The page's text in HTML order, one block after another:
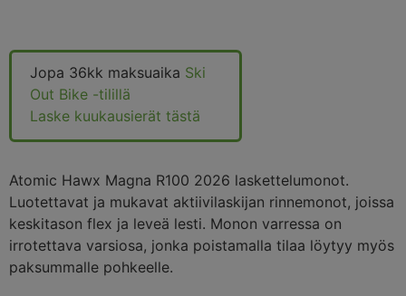
Jopa 36kk maksuaika Ski
Out Bike -tilillä
Laske kuukausierät tästä
Atomic Hawx Magna R100 2026 laskettelumonot.
Luotettavat ja mukavat aktiivilaskijan rinnemonot, joissa
keskitason flex ja leveä lesti. Monon varressa on
irrotettava varsiosa, jonka poistamalla tilaa löytyy myös
paksummalle pohkeelle.